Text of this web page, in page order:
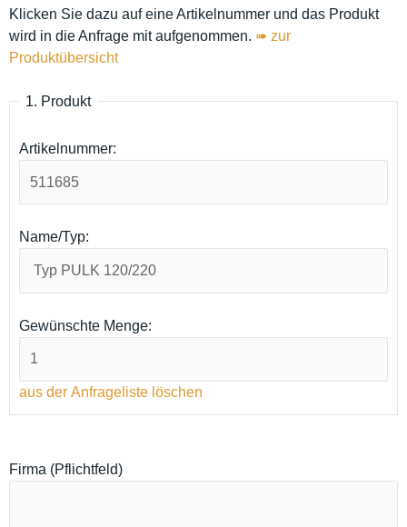
Klicken Sie dazu auf eine Artikelnummer und das Produkt
wird in die Anfrage mit aufgenommen. ➠ zur
Produktübersicht
1. Produkt
Artikelnummer:
Name/Typ:
Gewünschte Menge:
aus der Anfrageliste löschen
Firma (Pflichtfeld)